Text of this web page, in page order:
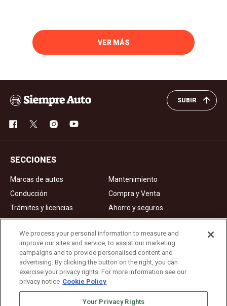
VER MÁS
SUBIR
SECCIONES
Marcas de autos
Mantenimiento
Conducción
Compra y Venta
Trámites y licencias
Ahorro y seguros
Noticias
Videos de autos
Ad Choices
About Us
Editorial Guidelines
We process your personal information to measure and
improve our sites and service, to assist our marketing
campaigns and to provide personalised content and
advertising. By clicking the button on the right, you can
exercise your privacy rights. For more information see our
privacy notice Cookie Policy
Your Privacy Rights